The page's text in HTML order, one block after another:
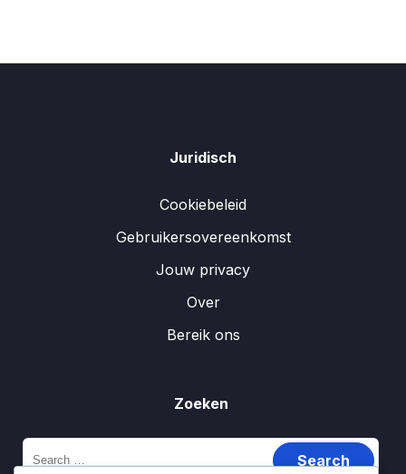
Juridisch
Cookiebeleid
Gebruikersovereenkomst
Jouw privacy
Over
Bereik ons
Zoeken
Search
for: